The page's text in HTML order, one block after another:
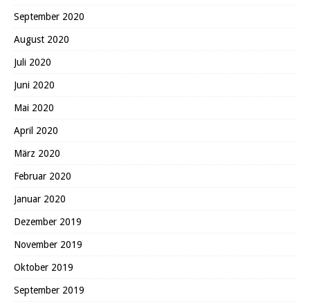
September 2020
August 2020
Juli 2020
Juni 2020
Mai 2020
April 2020
März 2020
Februar 2020
Januar 2020
Dezember 2019
November 2019
Oktober 2019
September 2019